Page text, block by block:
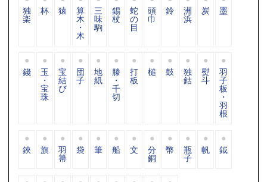
独
楽
杯 猿 算
木
・
木
三
味
駒
錫
杖
蛇
の
目
頭
巾
鈴 洲
浜
炭 墨
錢 玉
・
宝
珠
宝
結
び
団
子
地
紙
滕
・
千
切
打
板
槌 鼓 独
鈷
熨
斗
羽
子
板
・
羽
根
鋏 旗 羽
箒
袋 筆 船 文 分
銅
幣 瓶
子
帆 鉞